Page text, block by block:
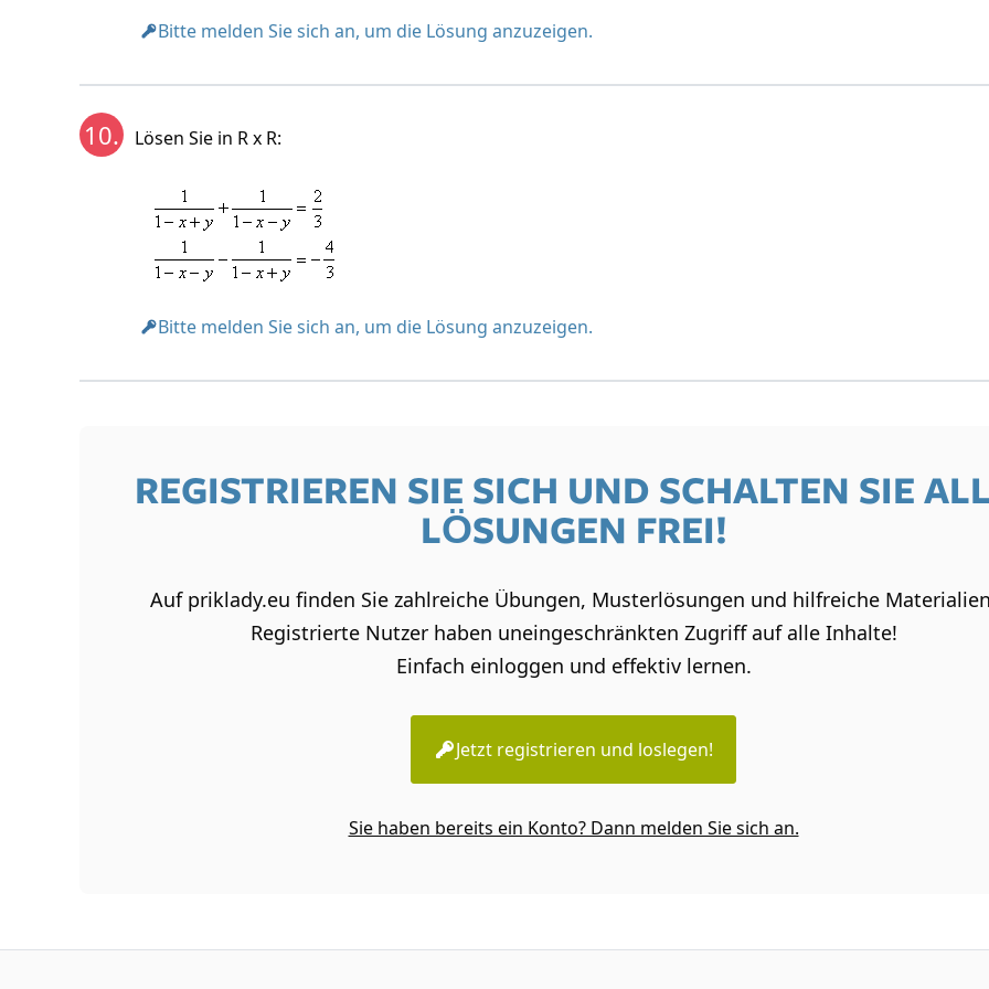
Bitte melden Sie sich an, um die Lösung anzuzeigen.
10. Lösen Sie in R x R:
Bitte melden Sie sich an, um die Lösung anzuzeigen.
REGISTRIEREN SIE SICH UND SCHALTEN SIE
LÖSUNGEN FREI!
Auf priklady.eu finden Sie zahlreiche Übungen, Musterlösungen und hilfreiche
Registrierte Nutzer haben uneingeschränkten Zugriff auf alle Inhalte!
Einfach einloggen und effektiv lernen.
Jetzt registrieren und loslegen!
Sie haben bereits ein Konto? Dann melden Sie sich an.